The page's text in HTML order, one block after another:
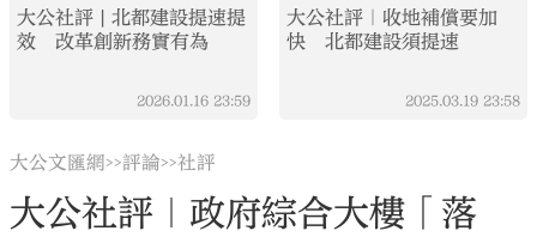
大公社評 | 北都建設提速提
效 改革創新務實有為
2026.01.16 23:59
大公社評｜收地補償要加
快 北都建設須提速
2025.03.19 23:58
大公文匯網>>評論>>社評
大公社評｜政府綜合大樓「落